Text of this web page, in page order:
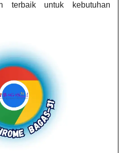
terbaik untuk kebutuhan